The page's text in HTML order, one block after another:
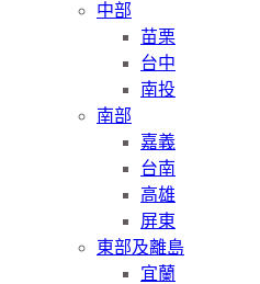
中部
苗栗
台中
南投
南部
嘉義
台南
高雄
屏東
東部及離島
宜蘭